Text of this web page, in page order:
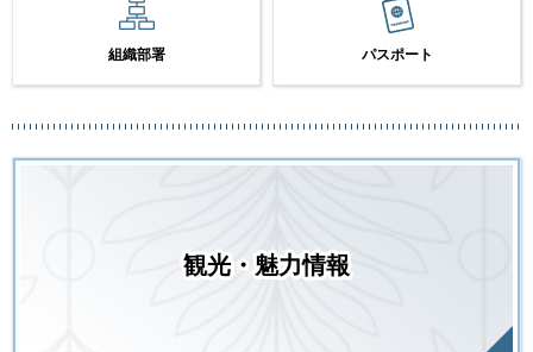
組織部署 パスポート
観光・魅力情報